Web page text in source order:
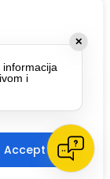
experience,
our
to our use
Accept All
za
te se
✕
i